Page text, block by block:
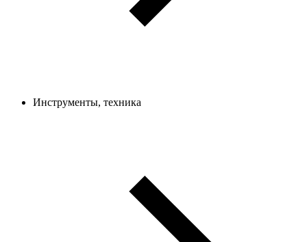
Инструменты, техника